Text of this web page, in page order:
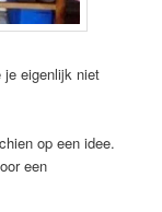
je eigenlijk niet
op een idee.
een